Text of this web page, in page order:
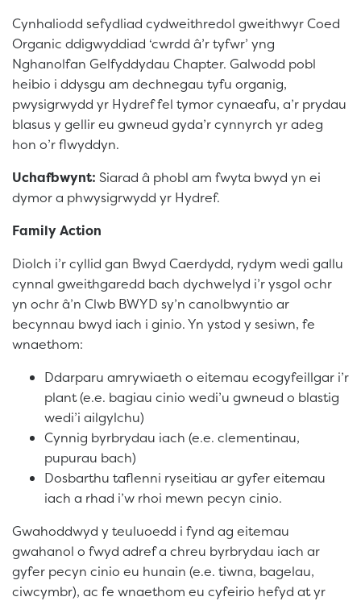
Cynhaliodd sefydliad cydweithredol gweithwyr Coed
Organic ddigwyddiad ‘cwrdd â’r tyfwr’ yng
Nghanolfan Gelfyddydau Chapter. Galwodd pobl
heibio i ddysgu am dechnegau tyfu organig,
pwysigrwydd yr Hydref fel tymor cynaeafu, a’r prydau
blasus y gellir eu gwneud gyda’r cynnyrch yr adeg
hon o’r flwyddyn.
Uchafbwynt: Siarad â phobl am fwyta bwyd yn ei
dymor a phwysigrwydd yr Hydref.
Family Action
Diolch i’r cyllid gan Bwyd Caerdydd, rydym wedi gallu
cynnal gweithgaredd bach dychwelyd i’r ysgol ochr
yn ochr â’n Clwb BWYD sy’n canolbwyntio ar
becynnau bwyd iach i ginio. Yn ystod y sesiwn, fe
wnaethom:
Ddarparu amrywiaeth o eitemau ecogyfeillgar i’r
plant (e.e. bagiau cinio wedi’u gwneud o blastig
wedi’i ailgylchu)
Cynnig byrbrydau iach (e.e. clementinau,
pupurau bach)
Dosbarthu taflenni ryseitiau ar gyfer eitemau
iach a rhad i’w rhoi mewn pecyn cinio.
Gwahoddwyd y teuluoedd i fynd ag eitemau
gwahanol o fwyd adref a chreu byrbrydau iach ar
gyfer pecyn cinio eu hunain (e.e. tiwna, bagelau,
ciwcymbr), ac fe wnaethom eu cyfeirio hefyd at yr